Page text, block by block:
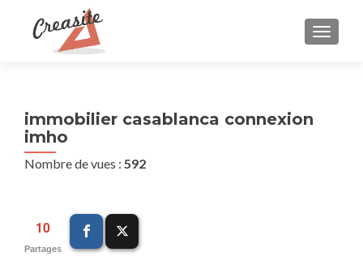
immobilier casablanca connexion
imho
Nombre de vues : 592
10
Partages